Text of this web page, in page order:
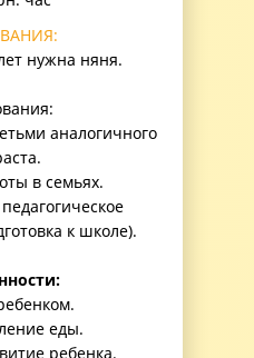
нужна няня.
аналогичного
в семьях.
к школе).
еды.
ребенка.